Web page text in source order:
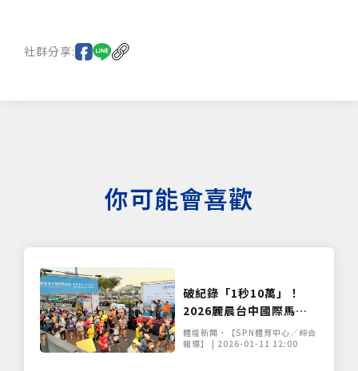
社群分享:
你可能會喜歡
破紀錄「1秒10萬」！
2026麗晨台中國際馬拉
松萬人開跑 肯亞名將奪金
體壇新聞•【SPN體育中心／綜合
報導】 | 2026-01-11 12:00
僅必需的Cookies 同意